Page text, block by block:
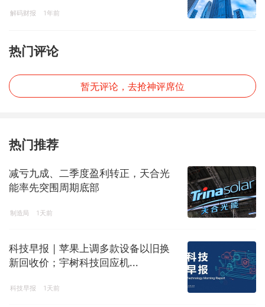
解码财报 1年前
热门评论
暂无评论，去抢神评席位
热门推荐
减亏九成、二季度盈利转正，天合光
能率先突围周期底部
制造局 1天前
科技早报 | 苹果上调多款设备以旧换
新回收价；宇树科技回应机...
科技早报 1天前